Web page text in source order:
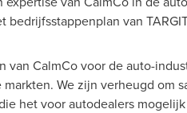
van
van CalmCo voor de auto-
We zijn verheugd om
het voor autodealers